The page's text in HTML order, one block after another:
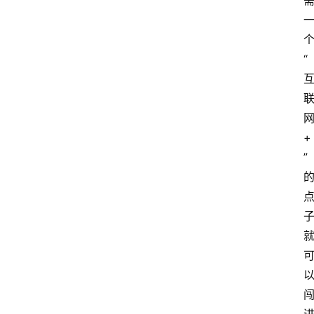
一
个
“
互
联
网
+
”
的
点
子
就
可
以
闯